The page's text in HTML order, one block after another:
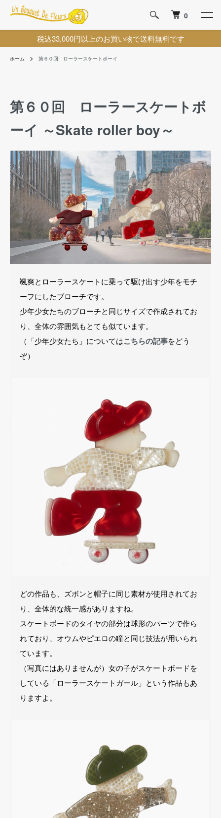
税込33,000円以上のお買い物で送料無料です
0
ホーム 第６０回 ローラースケートボーイ
第６０回 ローラースケートボ
ーイ ～Skate roller boy～
颯爽とローラースケートに乗って駆け出す少年をモチ
ーフにしたブローチです。
少年少女たちのブローチと同じサイズで作成されてお
り、全体の雰囲気もとても似ています。
（「少年少女たち」についてはこちらの記事をどう
ぞ）
どの作品も、ズボンと帽子に同じ素材が使用されてお
り、全体的な統一感がありますね。
スケートボードのタイヤの部分は球形のパーツで作ら
れており、オウムやピエロの瞳と同じ技法が用いられ
ています。
（写真にはありませんが）女の子がスケートボードを
している「ローラースケートガール」という作品もあ
りますよ。